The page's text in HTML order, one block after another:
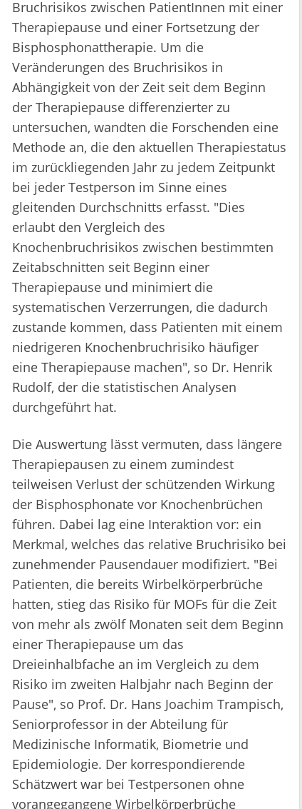
Bruchrisikos zwischen PatientInnen mit einer
Therapiepause und einer Fortsetzung der
Bisphosphonattherapie. Um die
Veränderungen des Bruchrisikos in
Abhängigkeit von der Zeit seit dem Beginn
der Therapiepause differenzierter zu
untersuchen, wandten die Forschenden eine
Methode an, die den aktuellen Therapiestatus
im zurückliegenden Jahr zu jedem Zeitpunkt
bei jeder Testperson im Sinne eines
gleitenden Durchschnitts erfasst. "Dies
erlaubt den Vergleich des
Knochenbruchrisikos zwischen bestimmten
Zeitabschnitten seit Beginn einer
Therapiepause und minimiert die
systematischen Verzerrungen, die dadurch
zustande kommen, dass Patienten mit einem
niedrigeren Knochenbruchrisiko häufiger
eine Therapiepause machen", so Dr. Henrik
Rudolf, der die statistischen Analysen
durchgeführt hat.
Die Auswertung lässt vermuten, dass längere
Therapiepausen zu einem zumindest
teilweisen Verlust der schützenden Wirkung
der Bisphosphonate vor Knochenbrüchen
führen. Dabei lag eine Interaktion vor: ein
Merkmal, welches das relative Bruchrisiko bei
zunehmender Pausendauer modifiziert. "Bei
Patienten, die bereits Wirbelkörperbrüche
hatten, stieg das Risiko für MOFs für die Zeit
von mehr als zwölf Monaten seit dem Beginn
einer Therapiepause um das
Dreieinhalbfache an im Vergleich zu dem
Risiko im zweiten Halbjahr nach Beginn der
Pause", so Prof. Dr. Hans Joachim Trampisch,
Seniorprofessor in der Abteilung für
Medizinische Informatik, Biometrie und
Epidemiologie. Der korrespondierende
Schätzwert war bei Testpersonen ohne
vorangegangene Wirbelkörperbrüche